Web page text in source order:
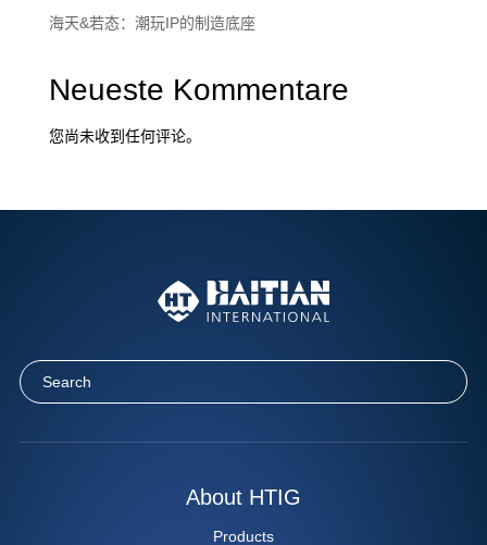
海天&若态：潮玩IP的制造底座
Neueste Kommentare
您尚未收到任何评论。
About HTIG
Products